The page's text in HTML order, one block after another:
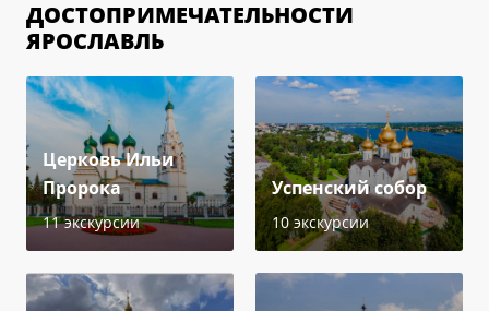
ДОСТОПРИМЕЧАТЕЛЬНОСТИ
ЯРОСЛАВЛЬ
Церковь Ильи
Пророка
11 экскурсии
Успенский собор
10 экскурсии